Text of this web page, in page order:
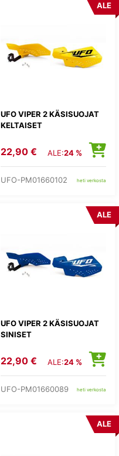
UFO VIPER 2 KÄSISUOJAT
KELTAISET
ALE
22,90 € ALE:24 %
UFO-PM01660102 heti verkosta
UFO VIPER 2 KÄSISUOJAT
SINISET
ALE
22,90 € ALE:24 %
UFO-PM01660089 heti verkosta
ALE